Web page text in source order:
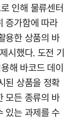
인해 물류센터
증가함에 따라
용한 상품의 바
시했다. 도전 기
해 바코드 데이
된 상품을 정확
모든 종류의 바
있는 과제를 수